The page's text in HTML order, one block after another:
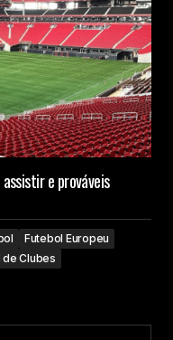
e prováveis
Futebol Europeu
de Clubes